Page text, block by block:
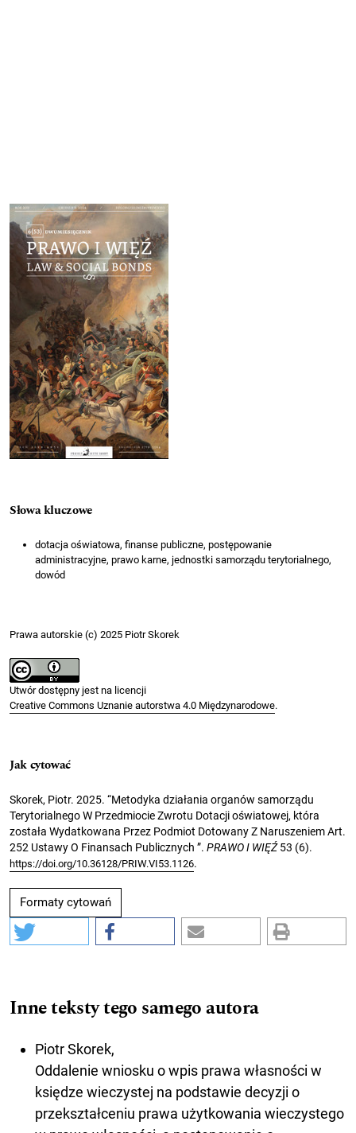
Cover image
Słowa kluczowe
dotacja oświatowa, finanse publiczne, postępowanie
administracyjne, prawo karne, jednostki samorządu terytorialnego,
dowód
Prawa autorskie (c) 2025 Piotr Skorek
Utwór dostępny jest na licencji
Creative Commons Uznanie autorstwa 4.0 Międzynarodowe.
Jak cytować
Skorek, Piotr. 2025. “Metodyka działania organów samorządu
Terytorialnego W Przedmiocie Zwrotu Dotacji oświatowej, która
została Wydatkowana Przez Podmiot Dotowany Z Naruszeniem Art.
252 Ustawy O Finansach Publicznych ”. PRAWO I WIĘŹ53 (6).
https://doi.org/10.36128/PRIW.VI53.1126.
Formaty cytowań
Inne teksty tego samego autora
Piotr Skorek,
Oddalenie wniosku o wpis prawa własności w
księdze wieczystej na podstawie decyzji o
przekształceniu prawa użytkowania wieczystego